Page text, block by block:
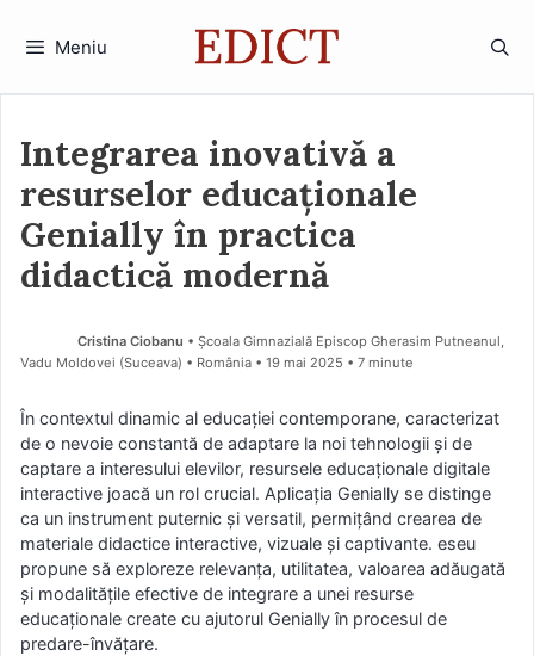
Meniu
Integrarea inovativă a
resurselor educaționale
Genially în practica
didactică modernă
Cristina Ciobanu • Școala Gimnazială Episcop Gherasim Putneanul,
Vadu Moldovei (Suceava) • România
19 mai 2025 • 7 minute
În contextul dinamic al educației contemporane, caracterizat
de o nevoie constantă de adaptare la noi tehnologii și de
captare a interesului elevilor, resursele educaționale digitale
interactive joacă un rol crucial. Aplicația Genially se distinge
ca un instrument puternic și versatil, permițând crearea de
materiale didactice interactive, vizuale și captivante. eseu
propune să exploreze relevanța, utilitatea, valoarea adăugată
și modalitățile efective de integrare a unei resurse
educaționale create cu ajutorul Genially în procesul de
predare-învățare.